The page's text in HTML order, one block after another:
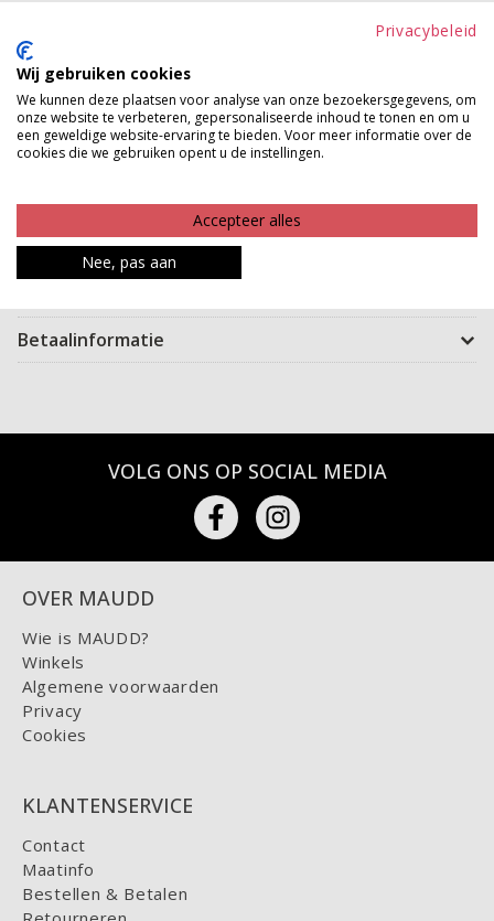
Deze ideale basic is heerlijk voor de zomer. De
katoenen short heeft een fijne lengte en een stoffen
ceintuur die je vast kan strikken. Ze is ook nog eens
leuke blouse. Maak eindeloos veel combinaties en haal
alles uit jouw nieuwe zomershort!
Betaalinformatie
VOLG ONS OP SOCIAL MEDIA
OVER MAUDD
Wie is MAUDD?
Winkels
Algemene voorwaarden
Privacy
Cookies
KLANTENSERVICE
Contact
Maatinfo
Bestellen & Betalen
Privacybeleid
Wij gebruiken cookies
We kunnen deze plaatsen voor analyse van onze bezoekersgegevens, om
onze website te verbeteren, gepersonaliseerde inhoud te tonen en om u
een geweldige website-ervaring te bieden. Voor meer informatie over de
cookies die we gebruiken opent u de instellingen.
Accepteer alles
Nee, pas aan